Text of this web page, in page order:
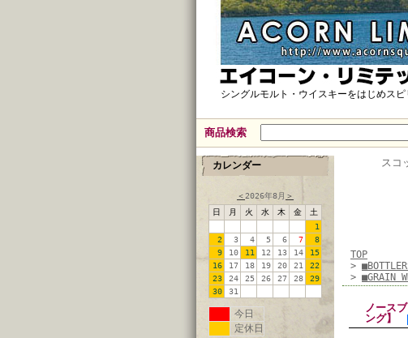
シングルモルト・ウイスキーをはじめス
商品検索
カレンダー
＜2026年8月 ＞
日
月 火 水 木 金
土
1
2
3 4 5 6 7
8
9
10 11 12 13 14
15
16
17 18 19 20 21
22
23
24 25 26 27 28
29
30
31
今日
定休日
スコ
TOP
>
> ■GRAIN
ノース
ング】